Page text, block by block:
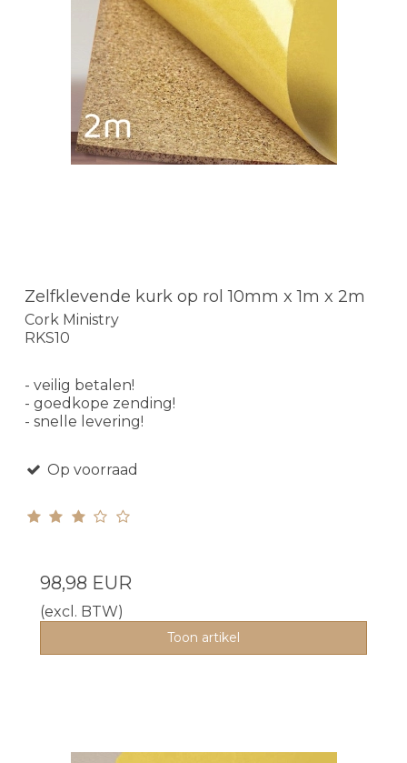
Zelfklevende kurk op rol 10mm x 1m x 2m
Cork Ministry
RKS10
- veilig betalen!
- goedkope zending!
- snelle levering!
Op voorraad
98,98 EUR
(excl. BTW)
Toon artikel